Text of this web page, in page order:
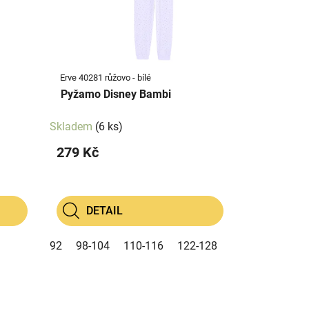
Erve 40281 růžovo - bílé
Pyžamo Disney Bambi
Skladem (6 ks)
279 Kč
DETAIL
92 98-104 110-116 122-128